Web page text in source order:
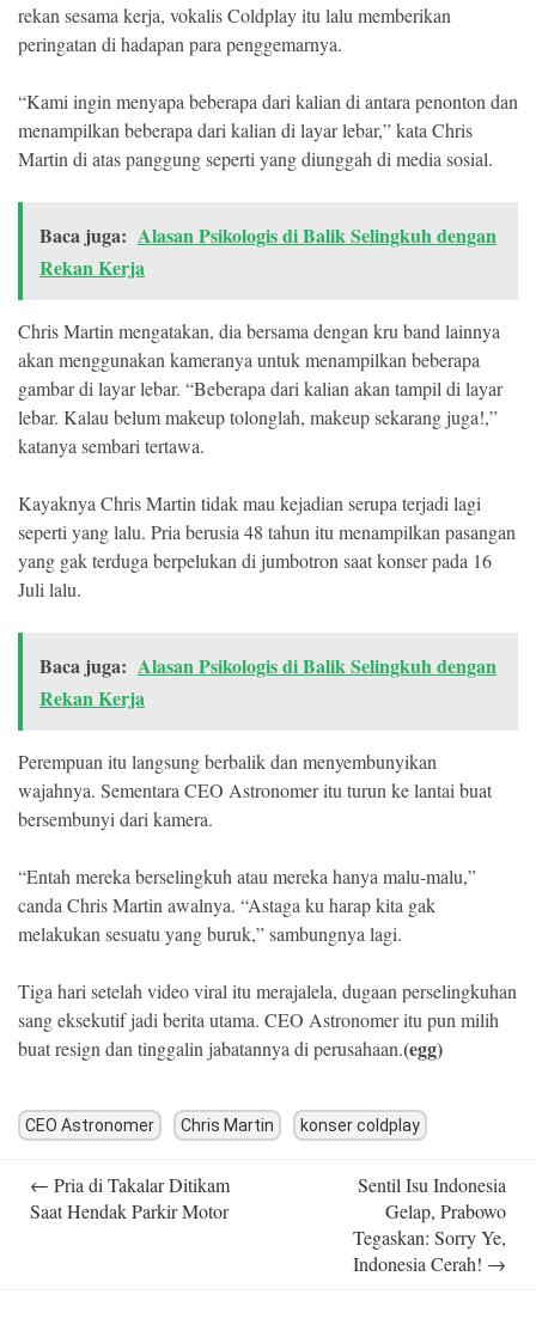
rekan sesama kerja, vokalis Coldplay itu lalu memberikan
peringatan di hadapan para penggemarnya.
“Kami ingin menyapa beberapa dari kalian di antara penonton dan
menampilkan beberapa dari kalian di layar lebar,” kata Chris
Martin di atas panggung seperti yang diunggah di media sosial.
Baca juga: Alasan Psikologis di Balik Selingkuh dengan
Rekan Kerja
Chris Martin mengatakan, dia bersama dengan kru band lainnya
akan menggunakan kameranya untuk menampilkan beberapa
gambar di layar lebar. “Beberapa dari kalian akan tampil di layar
lebar. Kalau belum makeup tolonglah, makeup sekarang juga!,”
katanya sembari tertawa.
Kayaknya Chris Martin tidak mau kejadian serupa terjadi lagi
seperti yang lalu. Pria berusia 48 tahun itu menampilkan pasangan
yang gak terduga berpelukan di jumbotron saat konser pada 16
Juli lalu.
Baca juga: Alasan Psikologis di Balik Selingkuh dengan
Rekan Kerja
Perempuan itu langsung berbalik dan menyembunyikan
wajahnya. Sementara CEO Astronomer itu turun ke lantai buat
bersembunyi dari kamera.
“Entah mereka berselingkuh atau mereka hanya malu-malu,”
canda Chris Martin awalnya. “Astaga ku harap kita gak
melakukan sesuatu yang buruk,” sambungnya lagi.
Tiga hari setelah video viral itu merajalela, dugaan perselingkuhan
sang eksekutif jadi berita utama. CEO Astronomer itu pun milih
buat resign dan tinggalin jabatannya di perusahaan.(egg)
CEO Astronomer Chris Martin konser coldplay
navigation
← Pria di Takalar Ditikam
Saat Hendak Parkir Motor
Sentil Isu Indonesia
Gelap, Prabowo
Tegaskan: Sorry Ye,
Indonesia Cerah! →